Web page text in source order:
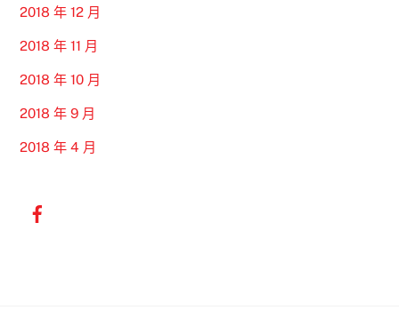
2018 年 12 月
2018 年 11 月
2018 年 10 月
2018 年 9 月
2018 年 4 月